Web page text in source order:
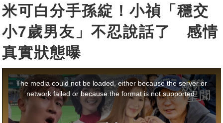
米可白分手孫綻！小禎「穩交
小7歲男友」不忍說話了 感情
真實狀態曝
modal
window.
The media could not be loaded, either because the server or
network failed or because the format is not supported.